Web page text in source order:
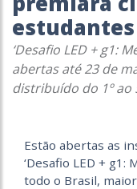
estudantes
‘Desafio LED + g1:
abertas até 23 de
distribuído do 1º ao
Estão abertas as
‘Desafio LED + g1:
todo o Brasil,